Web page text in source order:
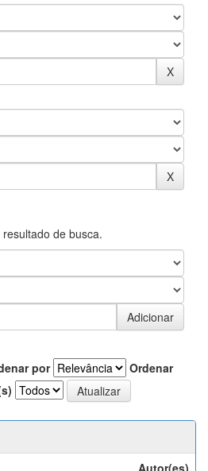
de busca.
por
Ordenar
Autor(es)